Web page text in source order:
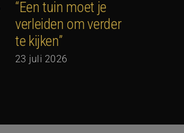
“Een tuin moet je
verleiden om verder
te kijken”
23 juli 2026